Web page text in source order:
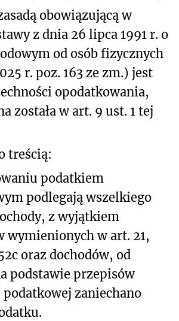
obowiązującą w
z dnia 26 lipca 1991 r. o
od osób fizycznych
r. poz. 163 ze zm.) jest
opodatkowania,
została w art. 9 ust. 1 tej
treścią:
podatkiem
podlegają wszelkiego
z wyjątkiem
wymienionych w art. 21,
oraz dochodów, od
podstawie przepisów
podatkowej zaniechano